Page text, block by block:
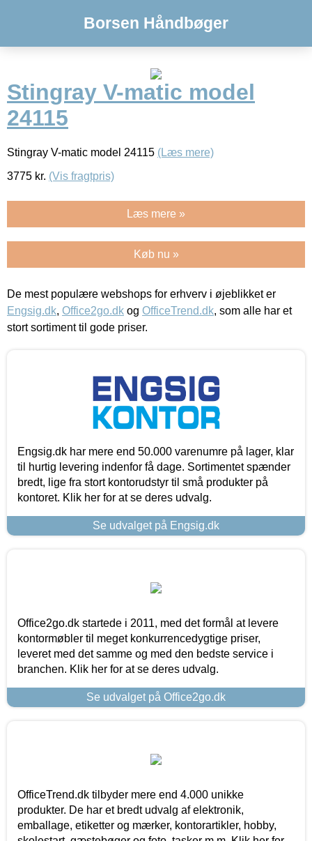
Borsen Håndbøger
Stingray V-matic model
24115
Stingray V-matic model 24115 (Læs mere)
3775 kr. (Vis fragtpris)
Læs mere »
Køb nu »
De mest populære webshops for erhverv i øjeblikket er
Engsig.dk, Office2go.dk og OfficeTrend.dk, som alle har et
stort sortiment til gode priser.
Engsig.dk har mere end 50.000 varenumre på lager, klar
til hurtig levering indenfor få dage. Sortimentet spænder
bredt, lige fra stort kontorudstyr til små produkter på
kontoret. Klik her for at se deres udvalg.
Se udvalget på Engsig.dk
Office2go.dk startede i 2011, med det formål at levere
kontormøbler til meget konkurrencedygtige priser,
leveret med det samme og med den bedste service i
branchen. Klik her for at se deres udvalg.
Se udvalget på Office2go.dk
OfficeTrend.dk tilbyder mere end 4.000 unikke
produkter. De har et bredt udvalg af elektronik,
emballage, etiketter og mærker, kontorartikler, hobby,